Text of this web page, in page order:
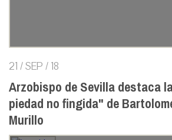
21 / SEP / 18
Arzobispo de Sevilla destaca
piedad no fingida" de
Murillo